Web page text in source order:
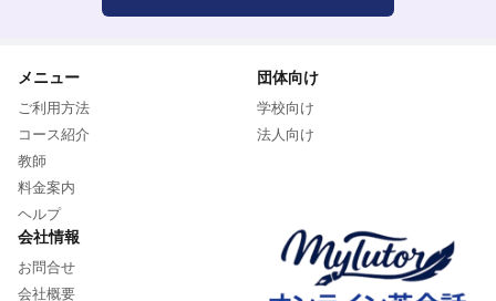
メニュー
ご利用方法
コース紹介
教師
料金案内
ヘルプ
団体向け
学校向け
法人向け
会社情報
お問合せ
会社概要